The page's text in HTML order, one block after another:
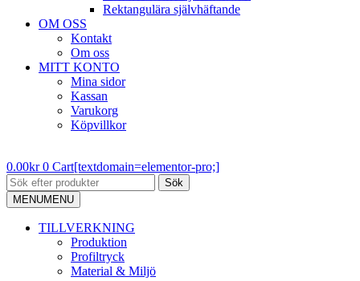
Rektangulära självhäftande
OM OSS
Kontakt
Om oss
MITT KONTO
Mina sidor
Kassan
Varukorg
Köpvillkor
0.00kr 0 Cart[textdomain=elementor-pro;]
Sök
MENUMENU
TILLVERKNING
Produktion
Profiltryck
Material & Miljö